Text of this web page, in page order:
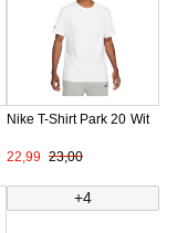
Nike T-Shirt Park 20 Wit
22,99 23,00
+4